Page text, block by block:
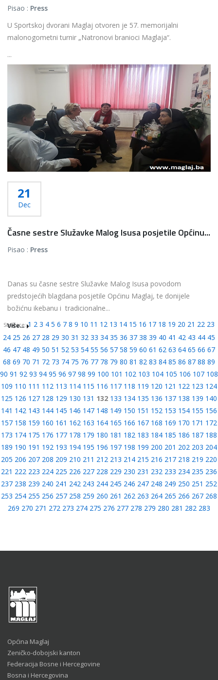
Pisao : Press
U Sportskoj dvorani Maglaj otvoren je 57. memorijalni
malonogometni turnir „Natronovi branioci Maglaja“.
...
21
Dec
Časne sestre Služavke Malog Isusa posjetile Općinu...
Pisao : Press
Danas su časne sestre Služavke Malog Isusa povodom
predstojećih blagdana posjetile Općinu Maglaj, te donijele
božićnu ikebanu i tradicionalne...
Više...
Stranice:1 2 3 4 5 6 7 8 9 10 11 12 13 14 15 16 17 18 19 20 21 22 23
24 25 26 27 28 29 30 31 32 33 34 35 36 37 38 39 40 41 42 43 44 45
46 47 48 49 50 51 52 53 54 55 56 57 58 59 60 61 62 63 64 65 66 67
68 69 70 71 72 73 74 75 76 77 78 79 80 81 82 83 84 85 86 87 88 89
90 91 92 93 94 95 96 97 98 99 100 101 102 103 104 105 106 107 108
109 110 111 112 113 114 115 116 117 118 119 120 121 122 123 124
125 126 127 128 129 130 131 132 133 134 135 136 137 138 139 140
141 142 143 144 145 146 147 148 149 150 151 152 153 154 155 156
157 158 159 160 161 162 163 164 165 166 167 168 169 170 171 172
173 174 175 176 177 178 179 180 181 182 183 184 185 186 187 188
189 190 191 192 193 194 195 196 197 198 199 200 201 202 203 204
205 206 207 208 209 210 211 212 213 214 215 216 217 218 219 220
221 222 223 224 225 226 227 228 229 230 231 232 233 234 235 236
237 238 239 240 241 242 243 244 245 246 247 248 249 250 251 252
253 254 255 256 257 258 259 260 261 262 263 264 265 266 267 268
269 270 271 272 273 274 275 276 277 278 279 280 281 282 283
Općina Maglaj
Zeničko-dobojski kanton
Federacija Bosne i Hercegovine
Bosna i Hercegovina